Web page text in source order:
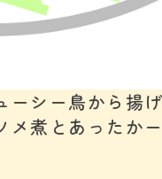
シー鳥から揚
煮とあったか